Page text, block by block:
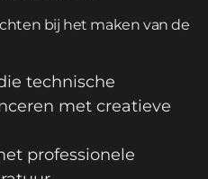
bij het maken van de
technische
met creatieve
professionele